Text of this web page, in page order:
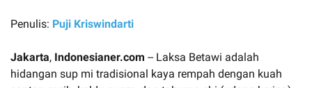
Penulis: Puji Kriswindarti
Jakarta, Indonesianer.com -- Laksa Betawi adalah
hidangan sup mi tradisional kaya rempah dengan kuah